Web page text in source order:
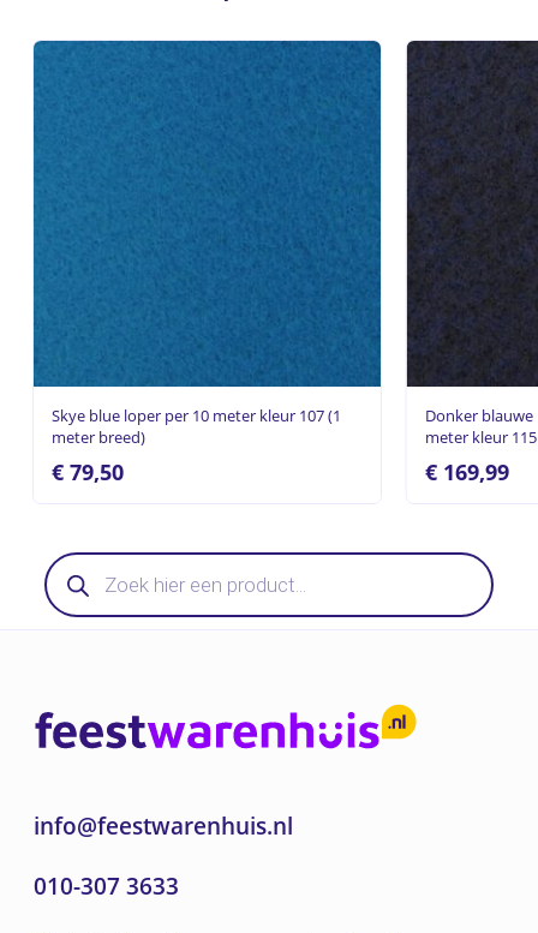
Skye blue loper per 10 meter kleur 107 (1
meter breed)
€79,50
Donker
meter kleur
€169,99
Producten
zoeken
info@feestwarenhuis.nl
010-307 3633